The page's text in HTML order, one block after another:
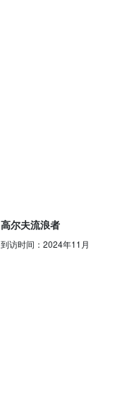
高尔夫流浪者
到访时间： 2024年11月